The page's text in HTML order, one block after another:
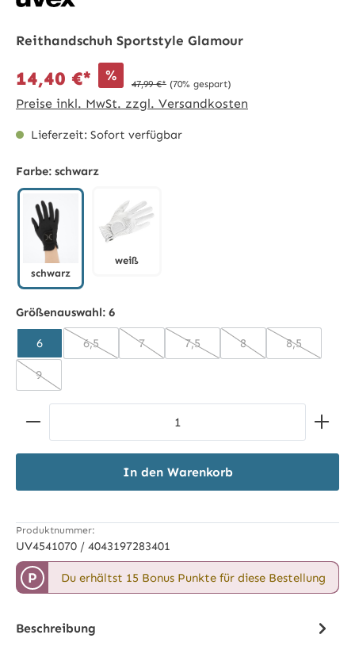
Reithandschuh Sportstyle Glamour
14,40 €* % 47,99 €* (70% gespart)
Preise inkl. MwSt. zzgl. Versandkosten
Lieferzeit: Sofort verfügbar
Farbe: schwarz
schwarz
weiß
Größenauswahl: 6
6 6,5
(Diese Option ist zurzeit nicht verfügbar.)
7
(Diese Option ist zurzeit nicht verfügbar.)
7,5
(Diese Option ist zurzeit nicht
8
(Diese Option ist
8,5
(Diese
9
(Diese Option ist zurzeit nicht verfügbar.)
Produkt Anzahl: Gib den gewünschten Wert ein
In den Warenkorb
Produktnummer:
UV4541070 / 4043197283401
P Du erhältst 15 Bonus Punkte für diese Bestellung
Beschreibung